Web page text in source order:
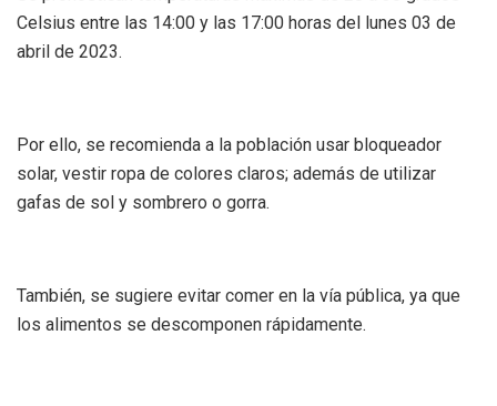
Celsius entre las 14:00 y las 17:00 horas del lunes 03 de
abril de 2023.
Por ello, se recomienda a la población usar bloqueador
solar, vestir ropa de colores claros; además de utilizar
gafas de sol y sombrero o gorra.
También, se sugiere evitar comer en la vía pública, ya que
los alimentos se descomponen rápidamente.